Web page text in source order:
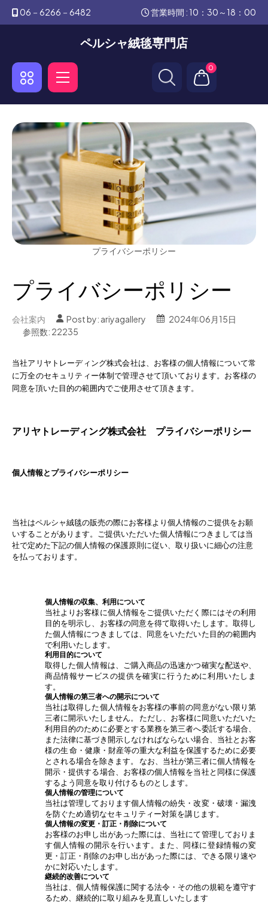
06－6266－6482 営業時間 : 10：30～18：00
ペルシャ絨毯専門店
0
プライバシーポリシー
プライバシーポリシー
会社案内 Post by: ariyagallery
2024年06月15日
参照数: 22235
当社アリヤトレーディング株式会社は、お客様の個人情報について常
に万全のセキュリティー体制で管理させて頂いております。お客様の
同意を頂いた目的の範囲内でご使用させて頂きます。
アリヤトレーディング株式会社 プライバシーポリシー
個人情報とプライバシーポリシー
当社はペルシャ絨毯の販売の際にお客様より個人情報のご提供をお願
いすることがあります。ご提供いただいた個人情報につきましては当
社で定めた下記の個人情報の保護原則に従い、取り扱いに細心の注意
を払っております。
個人情報の収集、利用について
当社よりお客様に個人情報をご提供いただく際にはその利用
目的を明示し、お客様の同意を得て取得いたします。取得し
た個人情報につきましては、同意をいただいた目的の範囲内
で利用いたします。
利用目的について
取得した個人情報は、ご購入商品の迅速かつ確実な配送や、
商品情報サービスの提供を確実に行うために利用いたしま
す。
個人情報の第三者への開示について
当社は取得した個人情報をお客様の事前の同意がない限り第
三者に開示いたしません。 ただし、お客様に同意いただいた
利用目的のために必要とする業務を第三者へ委託する場合、
また法律に基づき開示しなければならない場合、当社とお客
様の生 命・健康・財産等の重大な利益を保護するために必要
とされる場合を除きます。 なお、当社が第三者に個人情報を
開示・提供する場合、お客様の個人情報を当社と同様に保護
するよう同意を取り付けるものとします。
個人情報の管理について
当社は管理しております個人情報の紛失・改変・破壊・漏洩
を防ぐため適切なセキュリティー対策を講じます。
個人情報の変更・訂正・削除について
お客様のお申し出があった際には、当社にて管理しておりま
す個人情報の開示を行います。また、同様に登録情報の変
更・訂正・削除のお申し出があった際には、できる限り速や
かに対応いたします。
継続的改善について
当社は、個人情報保護に関する法令・その他の規範を遵守す
るため、継続的に取り組みを見直しいたします